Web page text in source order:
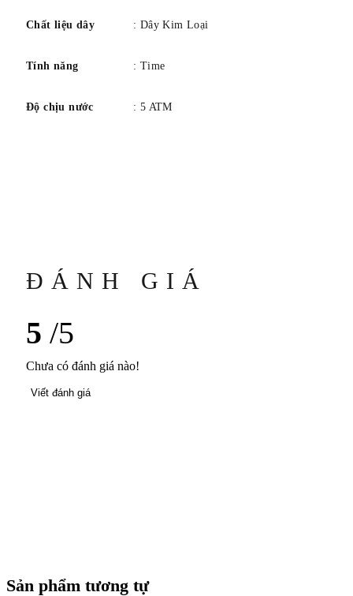
Chất liệu dây : Dây Kim Loại
Tính năng : Time
Độ chịu nước : 5 ATM
ĐÁNH GIÁ
5 /5
Chưa có đánh giá nào!
Viết đánh giá
Sản phẩm tương tự